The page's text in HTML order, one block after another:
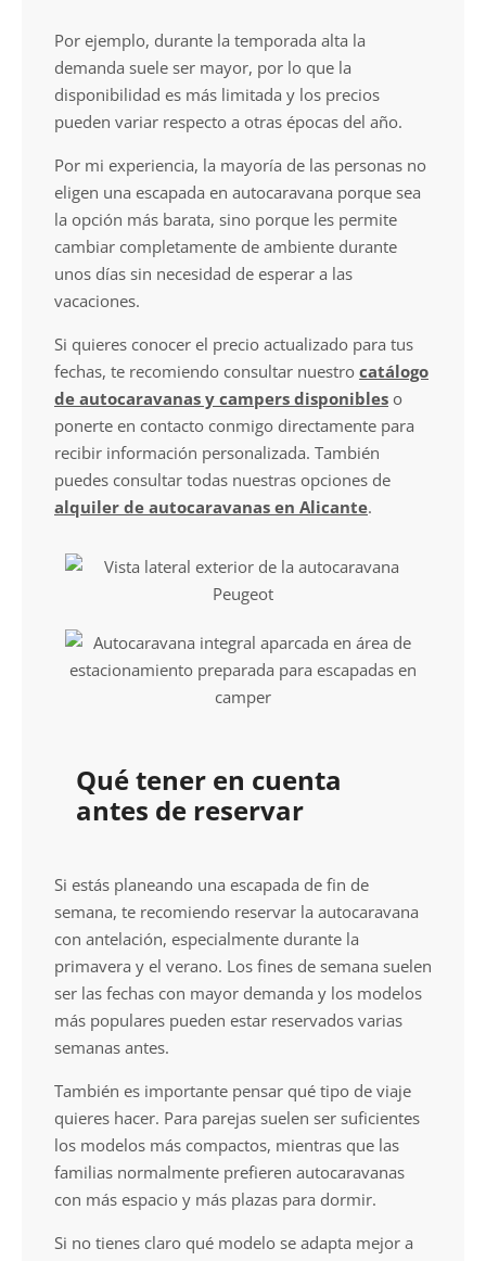
Por ejemplo, durante la temporada alta la
demanda suele ser mayor, por lo que la
disponibilidad es más limitada y los precios
pueden variar respecto a otras épocas del año.
Por mi experiencia, la mayoría de las personas no
eligen una escapada en autocaravana porque sea
la opción más barata, sino porque les permite
cambiar completamente de ambiente durante
unos días sin necesidad de esperar a las
vacaciones.
Si quieres conocer el precio actualizado para tus
fechas, te recomiendo consultar nuestro catálogo
de autocaravanas y campers disponibles o
ponerte en contacto conmigo directamente para
recibir información personalizada. También
puedes consultar todas nuestras opciones de
alquiler de autocaravanas en Alicante.
Qué tener en cuenta
antes de reservar
Si estás planeando una escapada de fin de
semana, te recomiendo reservar la autocaravana
con antelación, especialmente durante la
primavera y el verano. Los fines de semana suelen
ser las fechas con mayor demanda y los modelos
más populares pueden estar reservados varias
semanas antes.
También es importante pensar qué tipo de viaje
quieres hacer. Para parejas suelen ser suficientes
los modelos más compactos, mientras que las
familias normalmente prefieren autocaravanas
con más espacio y más plazas para dormir.
Si no tienes claro qué modelo se adapta mejor a